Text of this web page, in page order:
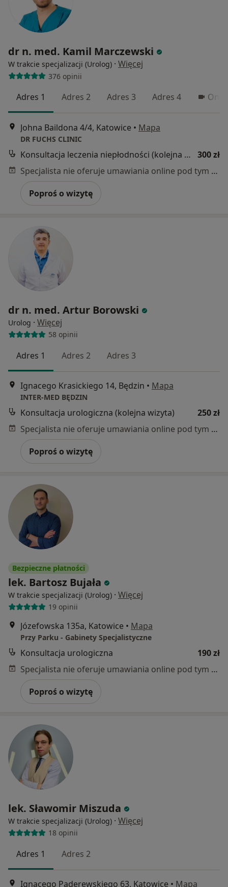
dr n. med. Kamil Marczewski
W trakcie specjalizacji (Urolog) · Więcej
376 opinii
Adres 1 Adres 2 Adres 3 Adres 4
Johna Baildona 4/4, Katowice • Mapa
DR FUCHS CLINIC
Konsultacja leczenia niepłodności (kolejna wizyta)
300 zł
Specjalista nie oferuje umawiania online pod tym adresem.
Poproś o wizytę
dr n. med. Artur Borowski
Urolog · Więcej
58 opinii
Adres 1 Adres 2 Adres 3
Ignacego Krasickiego 14, Będzin • Mapa
INTER-MED BĘDZIN
Konsultacja urologiczna (kolejna wizyta)
250 zł
Specjalista nie oferuje umawiania online pod tym adresem.
Poproś o wizytę
Bezpieczne płatności
lek. Bartosz Bujała
W trakcie specjalizacji (Urolog) · Więcej
19 opinii
Józefowska 135a, Katowice • Mapa
Przy Parku - Gabinety Specjalistyczne
Konsultacja urologiczna
190 zł
Specjalista nie oferuje umawiania online pod tym adresem.
Poproś o wizytę
lek. Sławomir Miszuda
W trakcie specjalizacji (Urolog) · Więcej
18 opinii
Adres 1 Adres 2
Ignacego Paderewskiego 63, Katowice • Mapa